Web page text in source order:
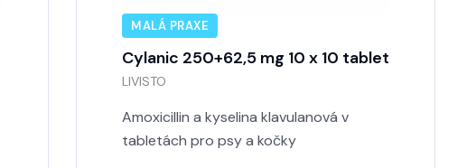
MALÁ PRAXE
Cylanic 250+62,5 mg 10 x 10 tablet
LIVISTO
Amoxicillin a kyselina klavulanová v
tabletách pro psy a kočky